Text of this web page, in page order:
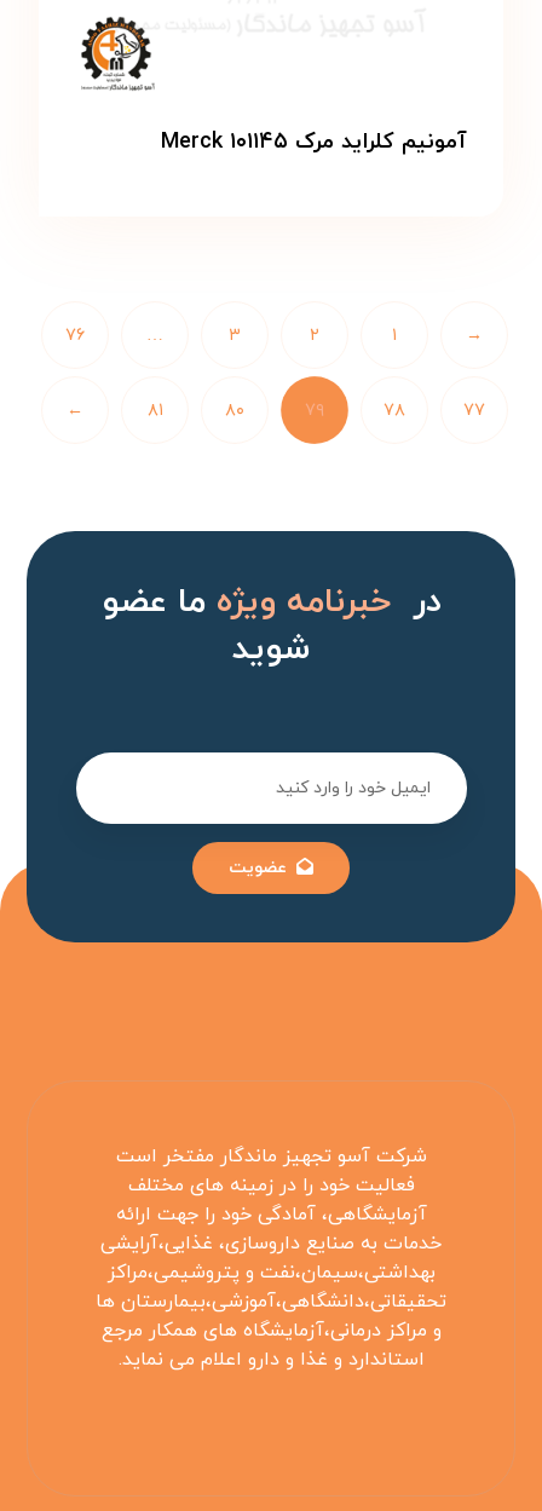
آمونیم کلراید مرک Merck ۱۰۱۱۴۵
→ ۱ ۲ ۳ … ۷۶
۷۷ ۷۸ ۷۹ ۸۰ ۸۱ ←
درخبرنامه ویژهما عضو
شوید
عضویت
شرکت آسو تجهیز ماندگار مفتخر است
فعالیت خود را در زمینه های مختلف
آزمایشگاهی، آمادگی خود را جهت ارائه
خدمات به صنایع داروسازی، غذایی،آرایشی
بهداشتی،سیمان،نفت و پتروشیمی،مراکز
تحقیقاتی،دانشگاهی،آموزشی،بیمارستان ها
و مراکز درمانی،آزمایشگاه های همکار مرجع
استاندارد و غذا و دارو اعلام می نماید.